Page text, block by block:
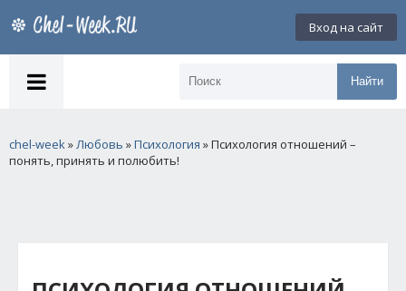
Вход на сайт
Найти
chel-week»Любовь »Психология » Психология отношений –
понять, принять и полюбить!